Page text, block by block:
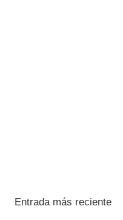
Entrada más reciente